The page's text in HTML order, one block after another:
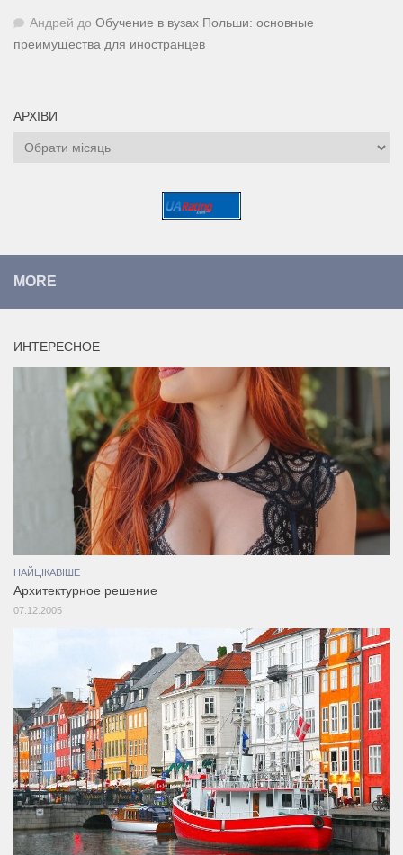
Андрей до Обучение в вузах Польши: основные
преимущества для иностранцев
АРХІВИ
Архіви
MORE
ИНТЕРЕСНОЕ
НАЙЦІКАВІШЕ
Архитектурное решение
07.12.2005